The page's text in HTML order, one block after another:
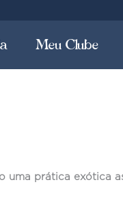
Meu Clube
uma prática exótica